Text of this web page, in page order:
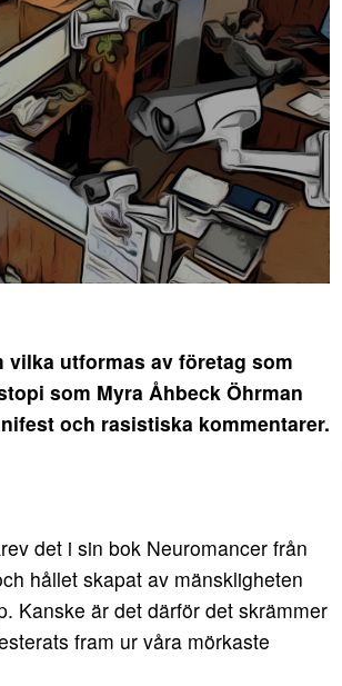
vilka utformas av företag som
som Myra Åhbeck Öhrman
och rasistiska kommentarer.
det i sin bok Neuromancer från
hållet skapat av mänskligheten
Kanske är det därför det skrämmer
fram ur våra mörkaste